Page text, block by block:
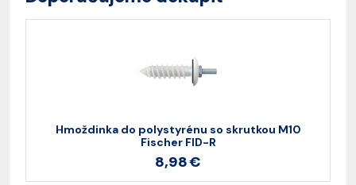
Hmoždinka do polystyrénu so skrutkou M10
Fischer FID-R
8,98 €